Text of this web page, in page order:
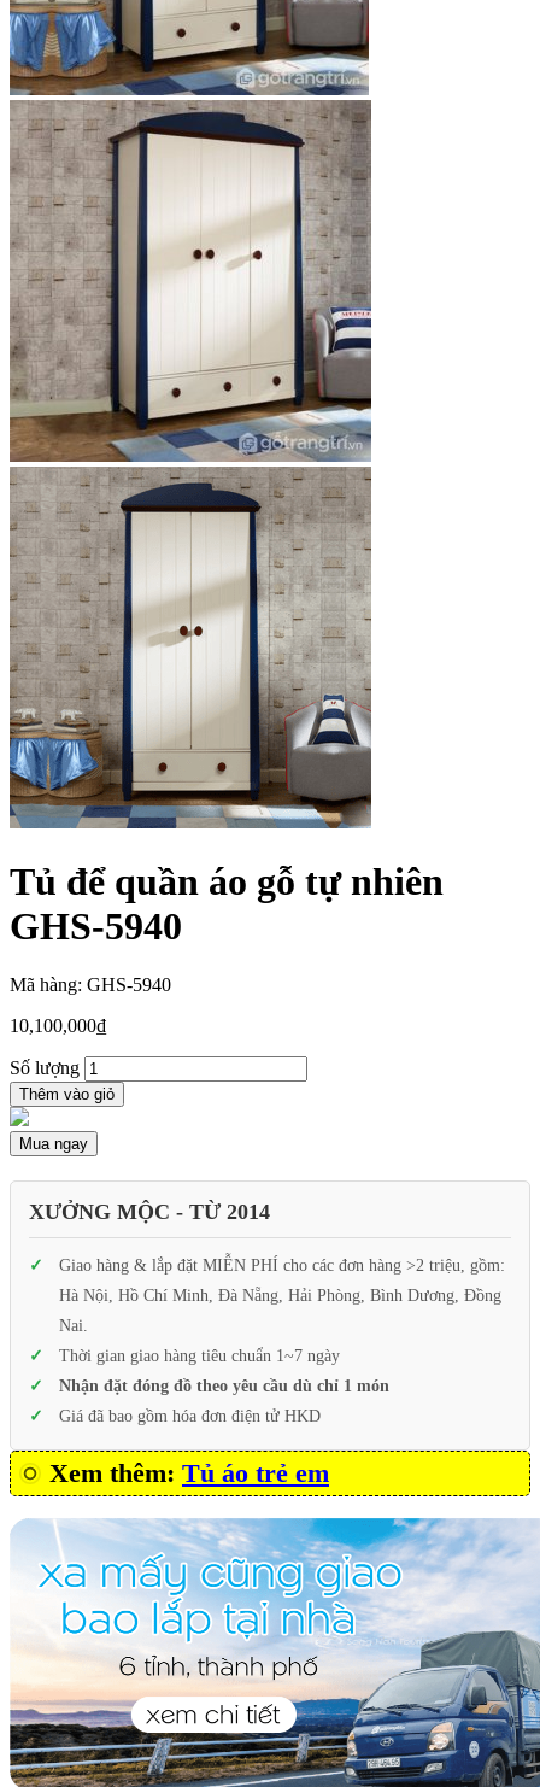
Tủ để quần áo gỗ tự nhiên
GHS-5940
Mã hàng: GHS-5940
10,100,000₫
Số lượng
Thêm vào giỏ
Mua ngay
XƯỞNG MỘC - TỪ 2014
Giao hàng & lắp đặt MIỄN PHÍ cho các đơn hàng >2 triệu, gồm:
Hà Nội, Hồ Chí Minh, Đà Nẵng, Hải Phòng, Bình Dương, Đồng
Nai.
Thời gian giao hàng tiêu chuẩn 1~7 ngày
Nhận đặt đóng đồ theo yêu cầu dù chỉ 1 món
Giá đã bao gồm hóa đơn điện tử HKD
Xem thêm: Tủ áo trẻ em